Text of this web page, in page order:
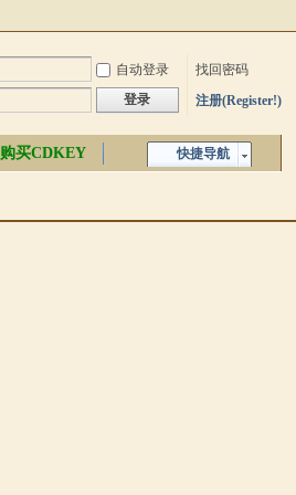
自动登录
找回密码
登录 注册(Register!)
快捷导航
购买CDKEY